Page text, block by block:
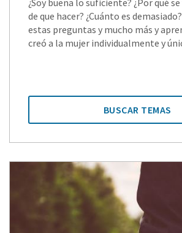
de que hacer? ¿Cuánto es
estas preguntas y mucho más y
creó a la mujer individualmente y
BUSCAR TEMAS